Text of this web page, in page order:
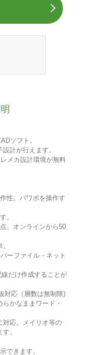
ソフト。
計が行えます。
メカ設計環境が無料
性。パワポを操作す
。
。オンラインから50
ーファイル・ネット
だけ作成することが
対応（層数は無制限)
かなままワード・
対応。メイリオ等の
。
できます。